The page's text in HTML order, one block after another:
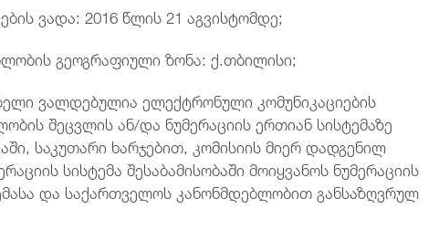
ვადა: 2016 წლის 21 აგვისტომდე;
გეოგრაფიული ზონა: ქ.თბილისი;
ვალდებულია ელექტრონული კომუნიკაციების
შეცვლის ან/და ნუმერაციის ერთიან სისტემაზე
საკუთარი ხარჯებით, კომისიის მიერ დადგენილ
სისტემა შესაბამისობაში მოიყვანოს ნუმერაციის
და საქართველოს კანონმდებლობით განსაზღვრულ